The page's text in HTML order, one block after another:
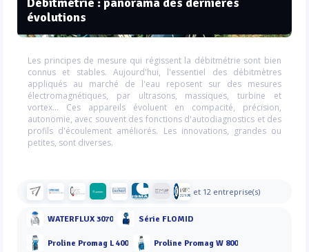
Débitmétrie : panorama des dernières
évolutions
Les principes de mesure qui régissent la débitmétrie sont bien
connus et stables. Aujourd'hui, l'essentiel des débitmètres
appliqués au marché de l'eau reposent sur des mesures
électromagnétiques, par ultrasons, massiques, turbine et
vortex... Ces appareils évoluent en compacité, précision,
autonomie, avec souvent des fonctions d'autodiagnostics et des
profils d'écoulement améliorés. Les innovations, grandes ou
petites, sont diverses.
et 12 entreprise(s)
WATERFLUX 3070 Série FLOMID
Proline Promag L 400 Proline Promag W 800